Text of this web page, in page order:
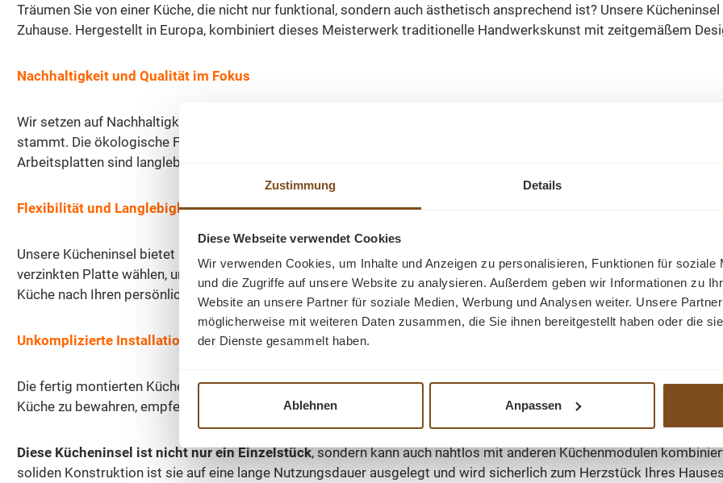
Zustimmung Details
Diese Webseite verwendet Cookies
Wir verwenden Cookies, um Inhalte und Anzeigen zu personalisieren, Funktionen für soziale
und die Zugriffe auf unsere Website zu analysieren. Außerdem geben wir Informationen zu
Website an unsere Partner für soziale Medien, Werbung und Analysen weiter. Unsere
möglicherweise mit weiteren Daten zusammen, die Sie ihnen bereitgestellt haben oder die
der Dienste gesammelt haben.
Ablehnen Anpassen
Träumen Sie von einer Küche, die nicht nur funktional, sondern auch ästhetisch ansprechend ist? Unsere
Zuhause. Hergestellt in Europa, kombiniert dieses Meisterwerk traditionelle Handwerkskunst mit zeitgemäßem
Nachhaltigkeit und Qualität im Fokus
Wir setzen auf Nachhaltigkeit und Umweltbewusstsein. Unsere Kücheninsel wird aus 100% massivem Holz
stammt. Die ökologische Farbe auf Wasserbasis verleiht der Küche nicht nur eine natürliche Schönheit, sondern
Arbeitsplatten sind langlebig und einfach zu reinigen, wodurch sie den Anforderungen des täglichen Gebrauchs
Flexibilität und Langlebigkeit
Unsere Kücheninsel bietet nicht nur ästhetische Vorzüge, sondern auch maximale Flexibilität. Sie können zwischen
verzinkten Platte wählen, um die Oberfläche noch widerstandsfähiger gegen Feuchtigkeit und äußere Einflüsse zu
Küche nach Ihren persönlichen Vorlieben zu gestalten.
Unkomplizierte Installation und Pflege
Die fertig montierten Küchenmodule erleichtern die Installation erheblich. Unsere Kücheninsel ist darauf ausgelegt,
Küche zu bewahren, empfehlen wir lediglich die regelmäßige Reinigung mit einem leicht feuchten Tuch, um Staub und
Diese Kücheninsel ist nicht nur ein Einzelstück, sondern kann auch nahtlos mit anderen Küchenmodulen
soliden Konstruktion ist sie auf eine lange Nutzungsdauer ausgelegt und wird sicherlich zum Herzstück Ihres